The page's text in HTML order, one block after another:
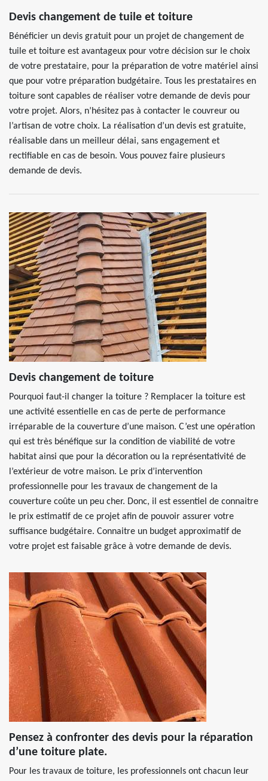
Devis changement de tuile et toiture
Bénéficier un devis gratuit pour un projet de changement de
tuile et toiture est avantageux pour votre décision sur le choix
de votre prestataire, pour la préparation de votre matériel ainsi
que pour votre préparation budgétaire. Tous les prestataires en
toiture sont capables de réaliser votre demande de devis pour
votre projet. Alors, n’hésitez pas à contacter le couvreur ou
l’artisan de votre choix. La réalisation d’un devis est gratuite,
réalisable dans un meilleur délai, sans engagement et
rectifiable en cas de besoin. Vous pouvez faire plusieurs
demande de devis.
Devis changement de toiture
Pourquoi faut-il changer la toiture ? Remplacer la toiture est
une activité essentielle en cas de perte de performance
irréparable de la couverture d’une maison. C’est une opération
qui est très bénéfique sur la condition de viabilité de votre
habitat ainsi que pour la décoration ou la représentativité de
l’extérieur de votre maison. Le prix d’intervention
professionnelle pour les travaux de changement de la
couverture coûte un peu cher. Donc, il est essentiel de connaitre
le prix estimatif de ce projet afin de pouvoir assurer votre
suffisance budgétaire. Connaitre un budget approximatif de
votre projet est faisable grâce à votre demande de devis.
Pensez à confronter des devis pour la réparation
d’une toiture plate.
Pour les travaux de toiture, les professionnels ont chacun leur